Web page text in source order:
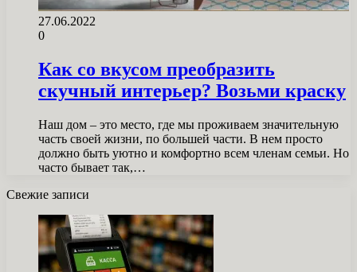
27.06.2022
0
Как со вкусом преобразить
скучный интерьер? Возьми краску
Наш дом – это место, где мы проживаем значительную
часть своей жизни, по большей части. В нем просто
должно быть уютно и комфортно всем членам семьи. Но
часто бывает так,…
Свежие записи